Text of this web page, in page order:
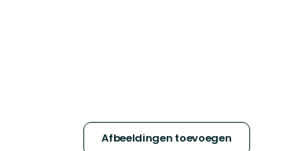
Afbeeldingen toevoegen